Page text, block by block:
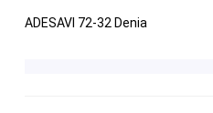
ADESAVI 72-32 Denia